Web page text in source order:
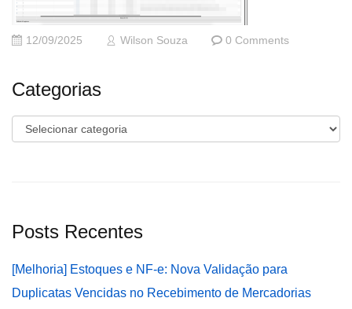
12/09/2025 Wilson Souza 0 Comments
Categorias
Categorias
Posts Recentes
[Melhoria] Estoques e NF-e: Nova Validação para
Duplicatas Vencidas no Recebimento de Mercadorias